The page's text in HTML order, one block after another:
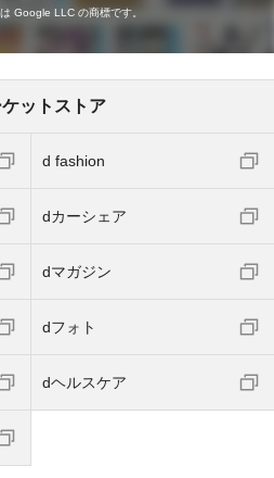
Google LLC の商標です。
ットストア
d fashion
dカーシェア
dマガジン
dフォト
dヘルスケア